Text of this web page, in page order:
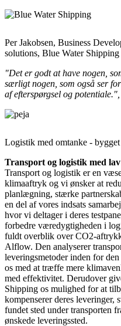
Per Jakobsen, Business
solutions, Blue Water Shipping
"Det er godt at have nogen,
særligt nogen, som også ser
af efterspørgsel og potentiale.",
Logistik med omtanke - bygget
Transport og logistik med lav
Transport og logistik er en
klimaaftryk og vi ønsker at
planlægning, stærke
en del af vores indsats
hvor vi deltager i deres
forbedre væredygtigheden i
fuldt overblik over CO2-
Alflow. Den analyserer
leveringsmetoder inden for
os med at træffe mere
med effektivitet. Derudover
Shipping os mulighed for at
kompenserer deres leveringer,
fundet sted under transporten
ønskede leveringssted.